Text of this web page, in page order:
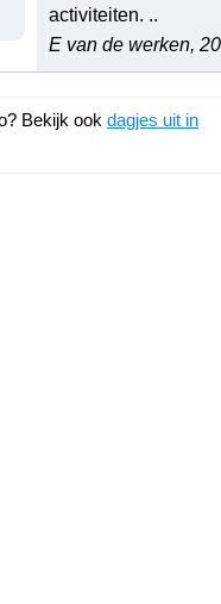
activiteiten. ..
E van de werken,
Bekijk ook dagjes uit in